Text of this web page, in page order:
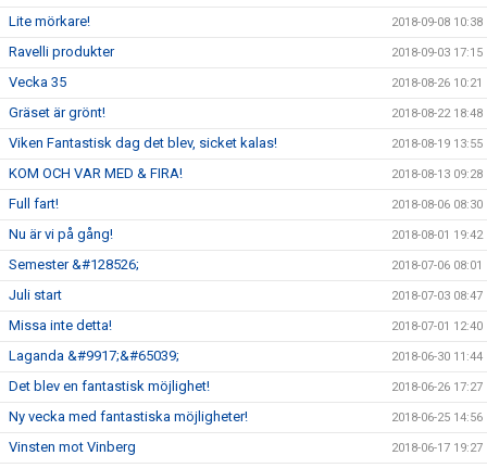
Lite mörkare! 2018-09-08 10:38
Ravelli produkter 2018-09-03 17:15
Vecka 35 2018-08-26 10:21
Gräset är grönt! 2018-08-22 18:48
Viken Fantastisk dag det blev, sicket kalas! 2018-08-19 13:55
KOM OCH VAR MED & FIRA! 2018-08-13 09:28
Full fart! 2018-08-06 08:30
Nu är vi på gång! 2018-08-01 19:42
Semester &#128526; 2018-07-06 08:01
Juli start 2018-07-03 08:47
Missa inte detta! 2018-07-01 12:40
Laganda &#9917;&#65039; 2018-06-30 11:44
Det blev en fantastisk möjlighet! 2018-06-26 17:27
Ny vecka med fantastiska möjligheter! 2018-06-25 14:56
Vinsten mot Vinberg 2018-06-17 19:27